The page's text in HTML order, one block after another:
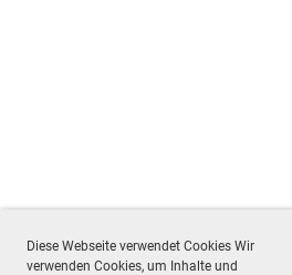
Diese Webseite verwendet Cookies Wir
verwenden Cookies, um Inhalte und